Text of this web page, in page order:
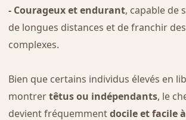
- Courageux et endurant, capable de
de longues distances et de franchir
complexes.
Bien que certains individus élevés en
montrertêtus ou indépendants, le
devient fréquemmentdocile et facile